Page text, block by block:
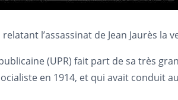
l’assassinat de Jean Jaurès la
(UPR) fait part de sa très
en 1914, et qui avait conduit